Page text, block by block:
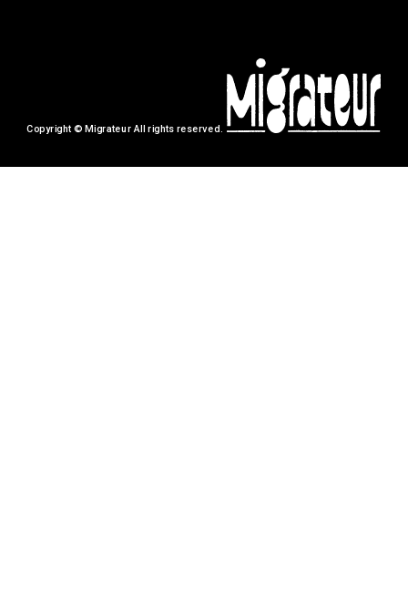
Copyright © Migrateur All rights reserved.